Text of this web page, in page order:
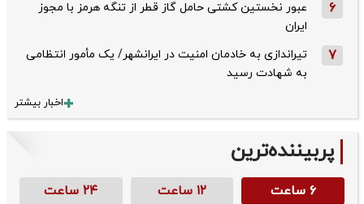
6
عبور نخستین کشتی حامل گاز قطر از تنگه هرمز با مجوز
ایران
7
تیراندازی به خادمان امنیت در ایرانشهر/ یک مأمور انتظامی
به شهادت رسید
اخبار بیشتر
پربیننده‌ترین
۶ ساعت ۱۲ ساعت ۲۴ ساعت